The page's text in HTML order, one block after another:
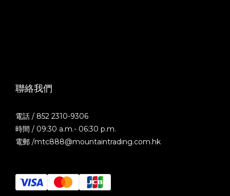
聯絡我們
電話 / 852 2310-9306
時間 / 09:30 a.m.- 06:30 p.m.
電郵 /mtc888@mountaintrading.com.hk